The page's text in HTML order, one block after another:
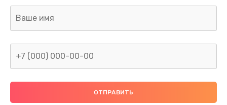
Заказать
Ремонт капиллярной трубки
400 руб.